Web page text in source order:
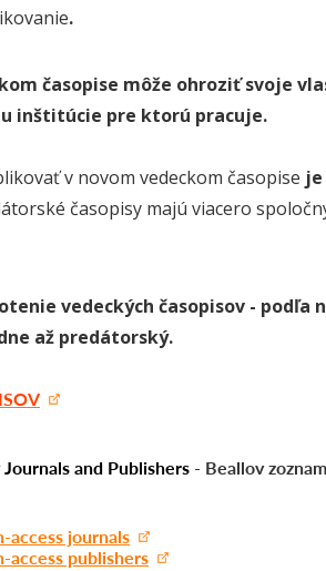
.
časopise môže ohroziť svoje
inštitúcie pre ktorú pracuje.
v novom vedeckom časopise
časopisy majú viacero
vedeckých časopisov - podľa
až predátorský.
and Publishers - Beallov
access journals
publishers